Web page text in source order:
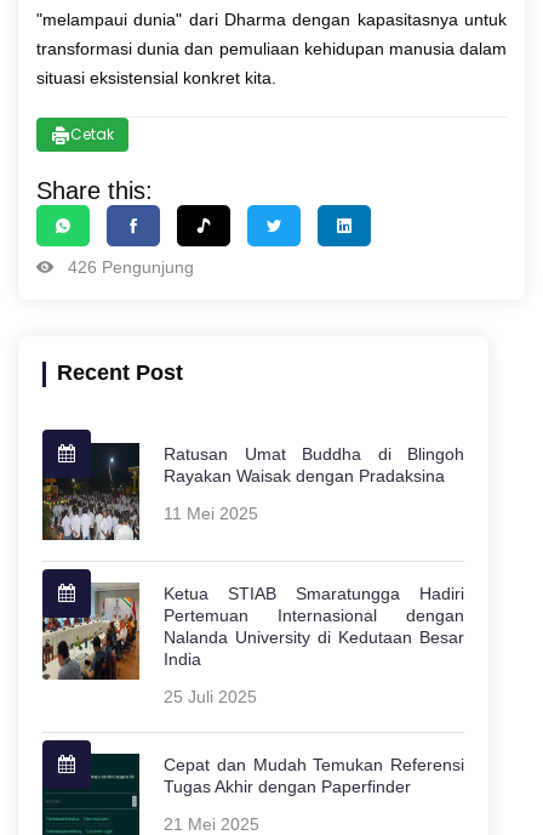
"melampaui dunia" dari Dharma dengan kapasitasnya untuk
transformasi dunia dan pemuliaan kehidupan manusia dalam
situasi eksistensial konkret kita.
Cetak
Share this:
426 Pengunjung
Recent Post
Ratusan Umat Buddha di Blingoh
Rayakan Waisak dengan Pradaksina
11 Mei 2025
Ketua STIAB Smaratungga Hadiri
Pertemuan Internasional dengan
Nalanda University di Kedutaan Besar
India
25 Juli 2025
Cepat dan Mudah Temukan Referensi
Tugas Akhir dengan Paperfinder
21 Mei 2025